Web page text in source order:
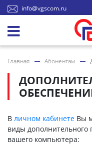
info@vgscom.ru
Главная Абонентам
В личном кабинете Вы
виды дополнительного
вашего компьютера: